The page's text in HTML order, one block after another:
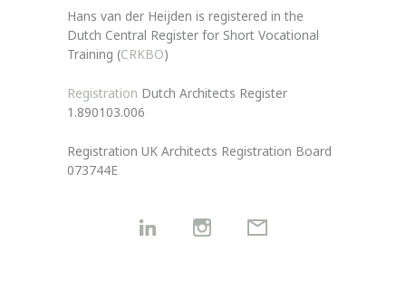
Hans van der Heijden is registered in the
Dutch Central Register for Short Vocational
Training (CRKBO)
Registration Dutch Architects Register
1.890103.006
Registration UK Architects Registration Board
073744E